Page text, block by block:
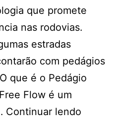
que promete
nas rodovias.
estradas
com pedágios
que é o Pedágio
Flow é um
Continuar lendo